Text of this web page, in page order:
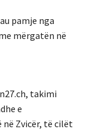
pamje nga
mërgatën në
takimi
e
në Zvicër, të cilët